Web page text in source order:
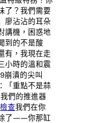
了？我們需要
廖沾沾的耳朵
講機，困惑地
到的不是酸
有，我現在走
小時的溫和震
崩潰的尖叫
「重點不是蒜
們的推進器
查我們在你
了——你那缸